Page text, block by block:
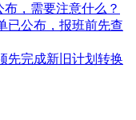
布，需要注意什么？
已公布，报班前先查
先完成新旧计划转换